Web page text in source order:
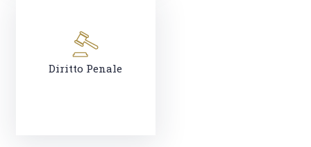
Diritto Penale